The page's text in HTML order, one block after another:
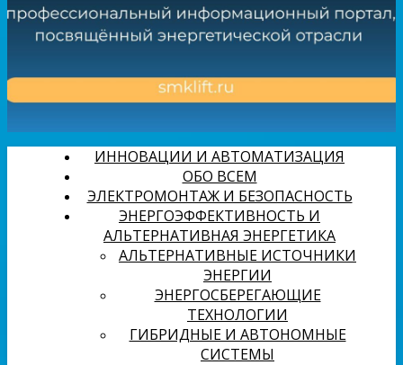
ИННОВАЦИИ И АВТОМАТИЗАЦИЯ
ОБО ВСЕМ
ЭЛЕКТРОМОНТАЖ И БЕЗОПАСНОСТЬ
ЭНЕРГОЭФФЕКТИВНОСТЬ И
АЛЬТЕРНАТИВНАЯ ЭНЕРГЕТИКА
АЛЬТЕРНАТИВНЫЕ ИСТОЧНИКИ
ЭНЕРГИИ
ЭНЕРГОСБЕРЕГАЮЩИЕ
ТЕХНОЛОГИИ
ГИБРИДНЫЕ И АВТОНОМНЫЕ
СИСТЕМЫ